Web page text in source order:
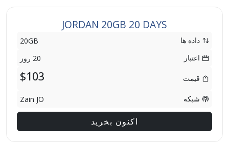
JORDAN 20GB 20 DAYS
داده ها
20GB
اعتبار
20 روز
قیمت $103
شبکه Zain JO
اکنون بخرید